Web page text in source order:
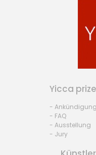
Yicca prize
- Ankündigung
- FAQ
- Ausstellung
- Jury